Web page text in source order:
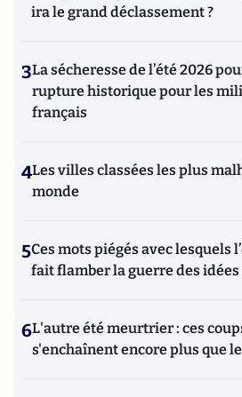
ira le grand déclassement ?
3La sécheresse de l’été 2026
rupture historique pour les
français
4Les villes classées les plus
monde
5Ces mots piégés avec lesquels
fait flamber la guerre des idées
6L'autre été meurtrier : ces
s'enchaînent encore plus que